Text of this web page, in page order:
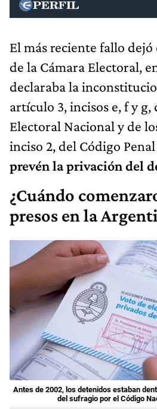
El más reciente fallo
de la Cámara Electoral,
declaraba la
artículo 3, incisos e, f y g,
Electoral Nacional y de
inciso 2, del Código
prevén la privación del
¿Cuándo
presos en la
Antes de 2002, los detenidos estaban
del sufragio por el Código